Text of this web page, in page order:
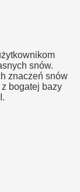
snów.
znaczeń snów
bogatej bazy